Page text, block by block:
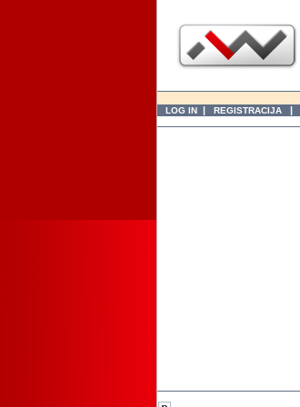
LOG IN | REGISTRACIJA |